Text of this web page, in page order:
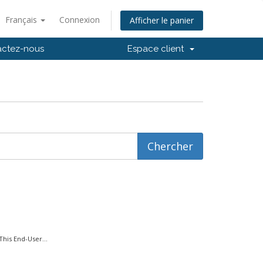
Français Connexion Afficher le panier
nous Espace client
End-User...